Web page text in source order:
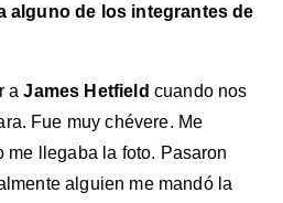
alguno de los integrantes de
aJames Hetfield cuando nos
Fue muy chévere. Me
me llegaba la foto. Pasaron
alguien me mandó la